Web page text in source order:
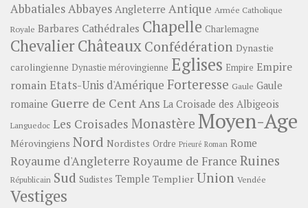
AbbatialesAbbayes Angleterre Antique Armée Catholique
Royale Barbares Cathédrales Chapelle Charlemagne
ChevalierChâteauxConfédération Dynastie
carolingienne Dynastie mérovingienne Eglises Empire Empire
romainEtats-Unis d'Amérique Forteresse Gaule Gaule
romaine Guerre de Cent Ans La Croisade des Albigeois
Languedoc Les Croisades Monastère Moyen-Age
Mérovingiens Nord Nordistes Ordre Prieuré Roman Rome
Royaume d'Angleterre Royaume de France Ruines
Républicain Sud Sudistes Temple Templier Union Vendée
Vestiges